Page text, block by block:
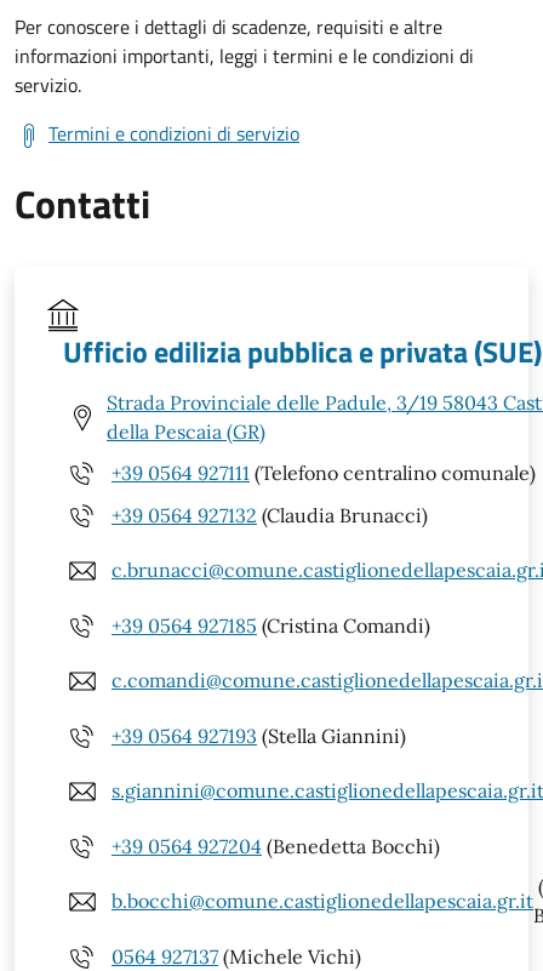
Per conoscere i dettagli di scadenze, requisiti e altre
informazioni importanti, leggi i termini e le condizioni di
servizio.
Termini e condizioni di servizio
Contatti
Ufficio edilizia pubblica e privata (SUE)
Strada Provinciale delle Padule, 3/19 58043
della Pescaia (GR)
+39 0564 927111 (Telefono centralino comunale)
+39 0564 927132 (Claudia Brunacci)
+39 0564 927185 (Cristina Comandi)
+39 0564 927193 (Stella Giannini)
s.giannini@comune.castiglionedellapescaia.gr.it
+39 0564 927204 (Benedetta Bocchi)
b.bocchi@comune.castiglionedellapescaia.gr.it
0564 927137 (Michele Vichi)